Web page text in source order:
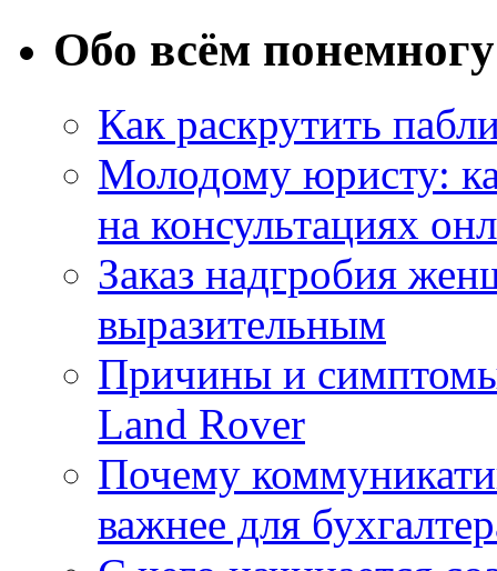
Обо всём понемногу
Как раскрутить
Молодому юристу:
на консультациях
Заказ надгробия
выразительным
Причины и
Land Rover
Почему
важнее для